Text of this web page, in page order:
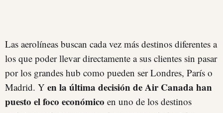
Las aerolíneas buscan cada vez más destinos diferentes a
los que poder llevar directamente a sus clientes sin pasar
por los grandes hub como pueden ser Londres, París o
Madrid. Y en la última decisión de Air Canada han
puesto el foco económico en uno de los destinos